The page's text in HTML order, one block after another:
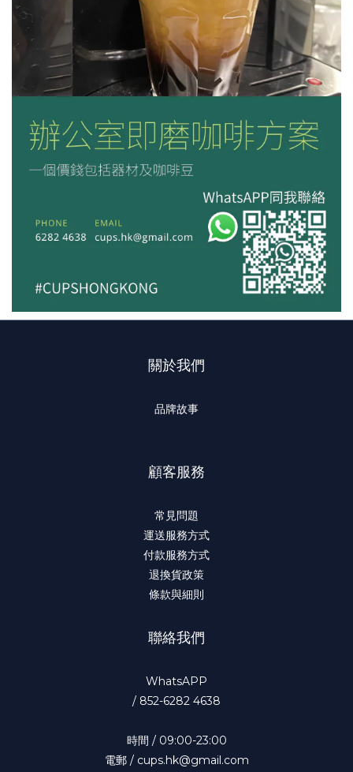
關於我們
品牌故事
顧客服務
常見問題
運送服務方式
付款服務方式
退換貨政策
條款與細則
聯絡我們
WhatsAPP
/ 852-6282 4638
時間 / 09:00-23:00
電郵 / cups.hk@gmail.com